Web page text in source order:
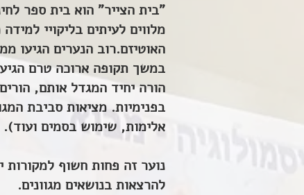
מלווים לעיתים בליקויי
האוטיזם.רוב הנערים הגיעו
במשך תקופה ארוכה טרם
הורה יחיד המגדל אותם,
בפנימיות. מציאות סביבת
אלימות, שימוש בסמים ועוד).
נוער זה פחות חשוף למקורות
להרצאות בנושאים מגוונים.